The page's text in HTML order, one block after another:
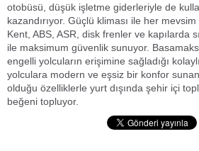
otobüsü, düşük işletme giderleriyle de
kazandırıyor. Güçlü kliması ile her
Kent, ABS, ASR, disk frenler ve kapılarda
ile maksimum güvenlik sunuyor.
engelli yolcuların erişimine sağladığı
yolculara modern ve eşsiz bir konfor
olduğu özelliklerle yurt dışında şehir içi
beğeni topluyor.